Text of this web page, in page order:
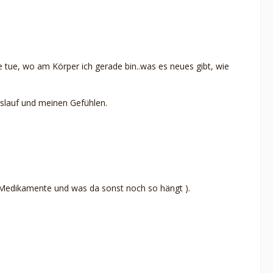
wo am Körper ich gerade bin..was es neues gibt, wie
und meinen Gefühlen.
und was da sonst noch so hängt ).